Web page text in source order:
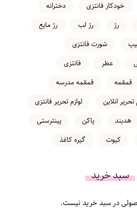
خودکار فانتزی
دخترانه
رژ رژ لب
رژ مایع
شورت فانتزی
عطر
فانتزی
قمقمه
قمقمه مدرسه
تحریر انلاین
لوازم تحریر فانتزی
هدبند پاکن
پینترستی
کیوت گیره کاغذ
سبد خرید
در سبد خرید نیست.